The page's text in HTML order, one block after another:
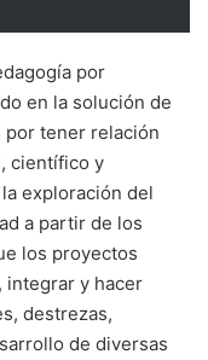
por
en la solución de
por tener relación
científico y
exploración del
a partir de los
los proyectos
integrar y hacer
destrezas,
de diversas